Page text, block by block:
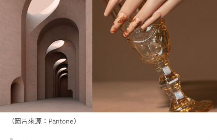
（圖片來源：Pantone）